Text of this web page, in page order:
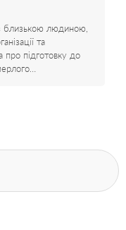
людиною,
та
про підготовку до